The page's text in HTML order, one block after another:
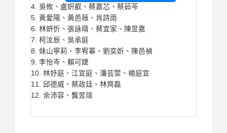
4. 吳攸、盧姸叡、蔡嘉芯、蔡茹芩
5. 黃愛陽、黃邑薇、肖詩雨
6. 林妍忻、張詠晴、蔡宜家、陳昱嘉
7. 柯泫辰、吳承庭
8. 妹山寧莉、李宥蓁、劉奕妡、陳邑禎
9. 李怡岑、賴可婕
10. 林妤庭、江宜庭、潘芸萱、楊庭宜
11. 邱德威、蔡政廷、林齊磊
12. 余沛容、龔昱瑄